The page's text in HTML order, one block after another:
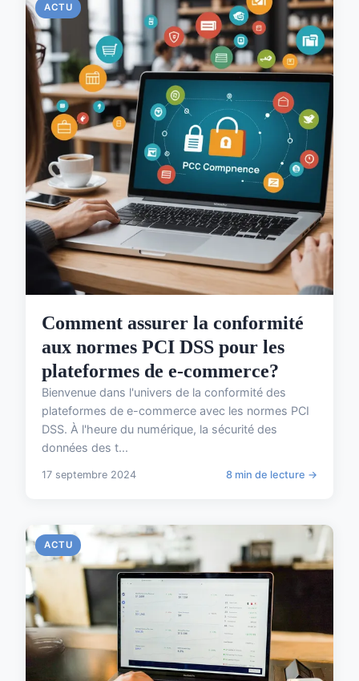
ACTU
Comment assurer la conformité
aux normes PCI DSS pour les
plateformes de e-commerce?
Bienvenue dans l'univers de la conformité des
plateformes de e-commerce avec les normes PCI
DSS. À l'heure du numérique, la sécurité des
données des t...
17 septembre 2024 8 min de lecture →
ACTU